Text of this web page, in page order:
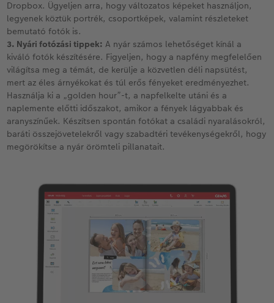
Dropbox. Ügyeljen arra, hogy változatos képeket használjon,
legyenek köztük portrék, csoportképek, valamint részleteket
bemutató fotók is.
3. Nyári fotózási tippek: A nyár számos lehetőséget kínál a
kiváló fotók készítésére. Figyeljen, hogy a napfény megfelelően
világítsa meg a témát, de kerülje a közvetlen déli napsütést,
mert az éles árnyékokat és túl erős fényeket eredményezhet.
Használja ki a „golden hour”-t, a napfelkelte utáni és a
naplemente előtti időszakot, amikor a fények lágyabbak és
aranyszínűek. Készítsen spontán fotókat a családi nyaralásokról,
baráti összejövetelekről vagy szabadtéri tevékenységekről, hogy
megörökítse a nyár örömteli pillanatait.